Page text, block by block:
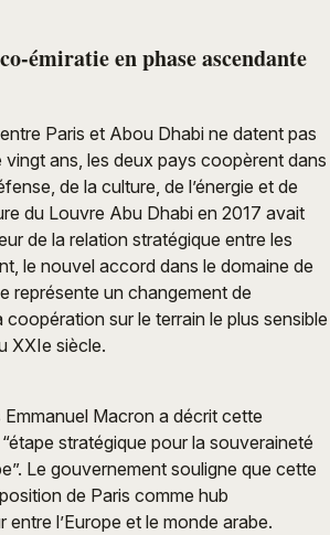
émiratie en phase ascendante
Paris et Abou Dhabi ne datent pas
vingt ans, les deux pays coopèrent dans
de la culture, de l’énergie et de
du Louvre Abu Dhabi en 2017 avait
de la relation stratégique entre les
le nouvel accord dans le domaine de
représente un changement de
coopération sur le terrain le plus sensible
XXIe siècle.
Macron a décrit cette
stratégique pour la souveraineté
Le gouvernement souligne que cette
de Paris comme hub
l’Europe et le monde arabe.